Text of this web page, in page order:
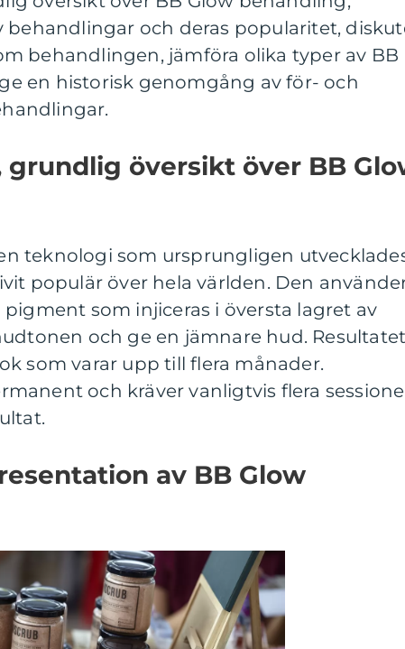
behandlingar och deras popularitet,
behandlingen, jämföra olika typer av BB
en historisk genomgång av för- och
grundlig översikt över BB
teknologi som ursprungligen
populär över hela världen. Den
som injiceras i översta lagret av
och ge en jämnare hud.
som varar upp till flera månader.
och kräver vanligtvis flera
av BB Glow